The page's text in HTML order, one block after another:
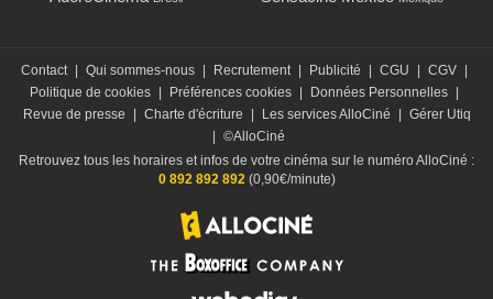
Contact Qui sommes-nous Recrutement Publicité CGU CGV
Politique de cookies
Préférences cookies Données Personnelles
Revue de presse
Charte d'écriture Les services AlloCiné
Gérer Utiq
©AlloCiné
Retrouvez tous les horaires et infos de votre cinéma sur le numéro AlloCiné :
0 892 892 892(0,90€/minute)